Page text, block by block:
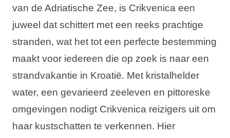
Bestemmingen
Vakantietypes
Ami Loyalty programma
van de Adriatische Zee, is Crikvenica een
juweel dat schittert met een reeks prachtige
stranden, wat het tot een perfecte bestemming
maakt voor iedereen die op zoek is naar een
strandvakantie in Kroatië. Met kristalhelder
water, een gevarieerd zeeleven en pittoreske
omgevingen nodigt Crikvenica reizigers uit om
haar kustschatten te verkennen. Hier